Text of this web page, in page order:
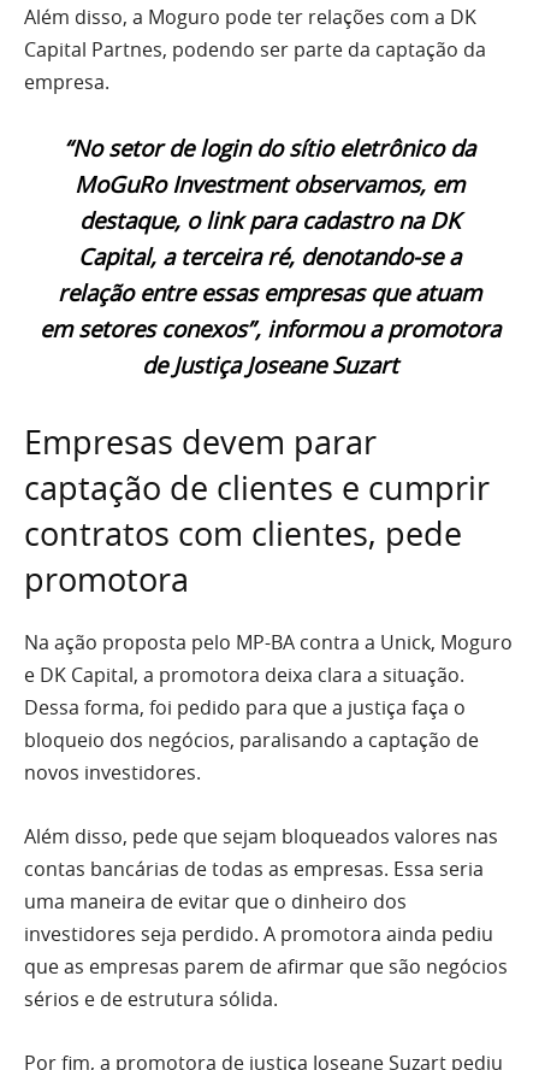
Além disso, a Moguro pode ter relações com a DK
Capital Partnes, podendo ser parte da captação da
empresa.
“No setor de login do sítio eletrônico da
MoGuRo Investment observamos, em
destaque, o link para cadastro na DK
Capital, a terceira ré, denotando-se a
relação entre essas empresas que atuam
em setores conexos”, informou a promotora
de Justiça Joseane Suzart
Empresas devem parar
captação de clientes e cumprir
contratos com clientes, pede
promotora
Na ação proposta pelo MP-BA contra a Unick, Moguro
e DK Capital, a promotora deixa clara a situação.
Dessa forma, foi pedido para que a justiça faça o
bloqueio dos negócios, paralisando a captação de
novos investidores.
Além disso, pede que sejam bloqueados valores nas
contas bancárias de todas as empresas. Essa seria
uma maneira de evitar que o dinheiro dos
investidores seja perdido. A promotora ainda pediu
que as empresas parem de afirmar que são negócios
sérios e de estrutura sólida.
Por fim, a promotora de justiça Joseane Suzart pediu